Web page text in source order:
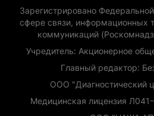
Зарегистрировано
сфере связи, информационных
коммуникаций
Учредитель: Акционерное
Главный редактор:
ООО "Диагностический
Медицинская лицензия